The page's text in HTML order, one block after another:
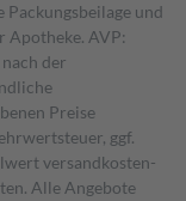
Packungsbeilage und
Apotheke. AVP:
der
Preise
ggf.
versand­kosten­
Alle Angebote